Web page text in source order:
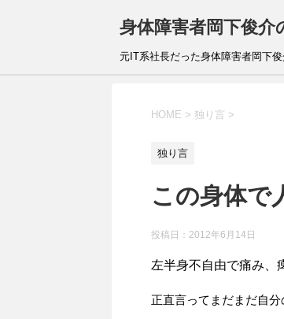
身体障害者岡下俊介
元IT系社長だった身体障害者岡下
HOME > 独り言 >
独り言
この身体で
投稿日： 2012年6月14日
左半身不自由で痛み、
正直言ってまだまだ自